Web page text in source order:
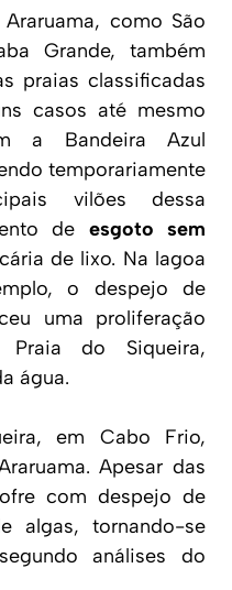
como São
Grande, também
praias classificadas
casos até mesmo
a Bandeira Azul
temporariamente
vilões dessa
de esgoto sem
de lixo. Na lagoa
o despejo de
uma proliferação
do Siqueira,
água.
em Cabo Frio,
Apesar das
com despejo de
algas, tornando-se
análises do